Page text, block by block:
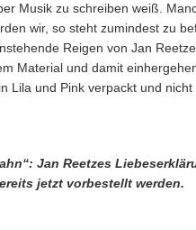
Musik zu schreiben weiß.
wir, so steht zumindest zu
Reigen von Jan
Material und damit
Lila und Pink verpackt und
Jan Reetzes
jetzt vorbestellt werden.